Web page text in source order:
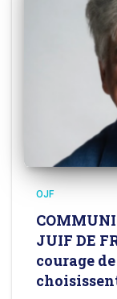
OJF
JUIF DE
courage